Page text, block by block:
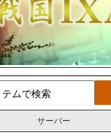
サーバー